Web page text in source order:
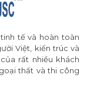
tế và hoàn toàn
Việt, kiến trúc và
rất nhiều khách
thất và thi công